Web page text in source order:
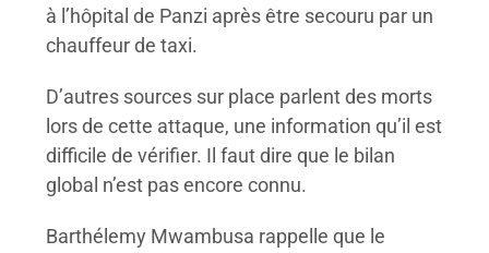
à l’hôpital de Panzi après être secouru par un
chauffeur de taxi.
D’autres sources sur place parlent des morts
lors de cette attaque, une information qu’il est
difficile de vérifier. Il faut dire que le bilan
global n’est pas encore connu.
Barthélemy Mwambusa rappelle que le